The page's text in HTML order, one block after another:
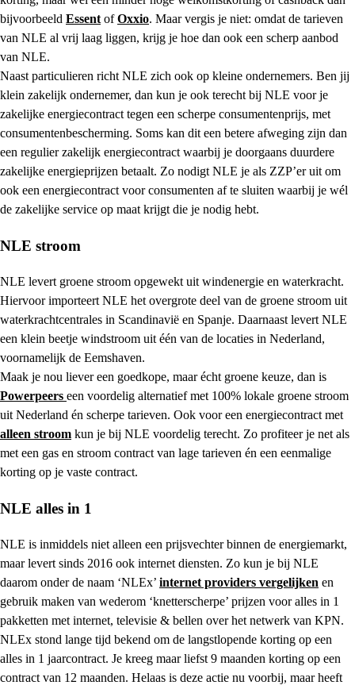
bijvoorbeeld EssentofOxxio. Maar vergis je niet: omdat de tarieven
van NLE al vrij laag liggen, krijg je hoe dan ook een scherp aanbod
van NLE.
Naast particulieren richt NLE zich ook op kleine ondernemers. Ben jij
klein zakelijk ondernemer, dan kun je ook terecht bij NLE voor je
zakelijke energiecontract tegen een scherpe consumentenprijs, met
consumentenbescherming. Soms kan dit een betere afweging zijn dan
een regulier zakelijk energiecontract waarbij je doorgaans duurdere
zakelijke energieprijzen betaalt. Zo nodigt NLE je als ZZP’er uit om
ook een energiecontract voor consumenten af te sluiten waarbij je wél
de zakelijke service op maat krijgt die je nodig hebt.
NLE stroom
NLE levert groene stroom opgewekt uit windenergie en waterkracht.
Hiervoor importeert NLE het overgrote deel van de groene stroom uit
waterkrachtcentrales in Scandinavië en Spanje. Daarnaast levert NLE
een klein beetje windstroom uit één van de locaties in Nederland,
voornamelijk de Eemshaven.
Maak je nou liever een goedkope, maar écht groene keuze, dan is
Powerpeers een voordelig alternatief met 100% lokale groene stroom
uit Nederland én scherpe tarieven. Ook voor een energiecontract met
alleen stroom kun je bij NLE voordelig terecht. Zo profiteer je net als
met een gas en stroom contract van lage tarieven én een eenmalige
korting op je vaste contract.
NLE alles in 1
NLE is inmiddels niet alleen een prijsvechter binnen de energiemarkt,
maar levert sinds 2016 ook internet diensten. Zo kun je bij NLE
daarom onder de naam ‘NLEx’ internet providers vergelijken en
gebruik maken van wederom ‘knetterscherpe’ prijzen voor alles in 1
pakketten met internet, televisie & bellen over het netwerk van KPN.
NLEx stond lange tijd bekend om de langstlopende korting op een
alles in 1 jaarcontract. Je kreeg maar liefst 9 maanden korting op een
contract van 12 maanden. Helaas is deze actie nu voorbij, maar heeft